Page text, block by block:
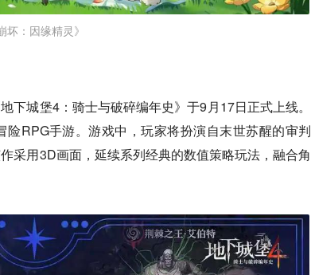
坏：因缘精灵》
下城堡4：骑士与破碎编年史》于9月17日正式上线。
RPG手游。游戏中，玩家将扮演自末世苏醒的审判
采用3D画面，延续系列经典的数值策略玩法，融合角